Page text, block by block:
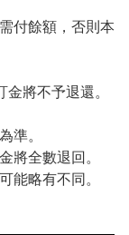
付餘額，否則本
將不予退還。
準。
將全數退回。
能略有不同。